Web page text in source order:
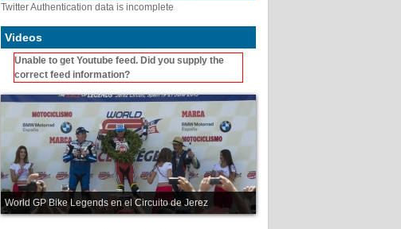
Twitter Authentication data is incomplete
Videos
Unable to get Youtube feed. Did you supply the
correct feed information?
World GP Bike Legends en el Circuito de Jerez